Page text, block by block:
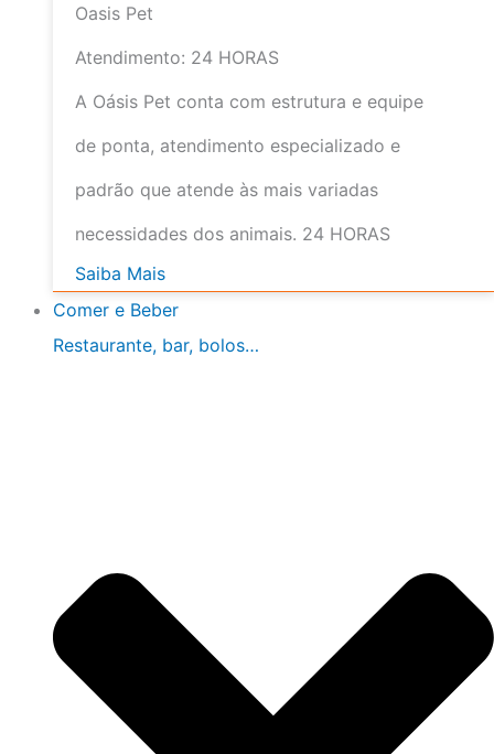
Oasis Pet
Atendimento: 24 HORAS
A Oásis Pet conta com estrutura e equipe
de ponta, atendimento especializado e
padrão que atende às mais variadas
necessidades dos animais. 24 HORAS
Saiba Mais
Comer e Beber
Restaurante, bar, bolos…